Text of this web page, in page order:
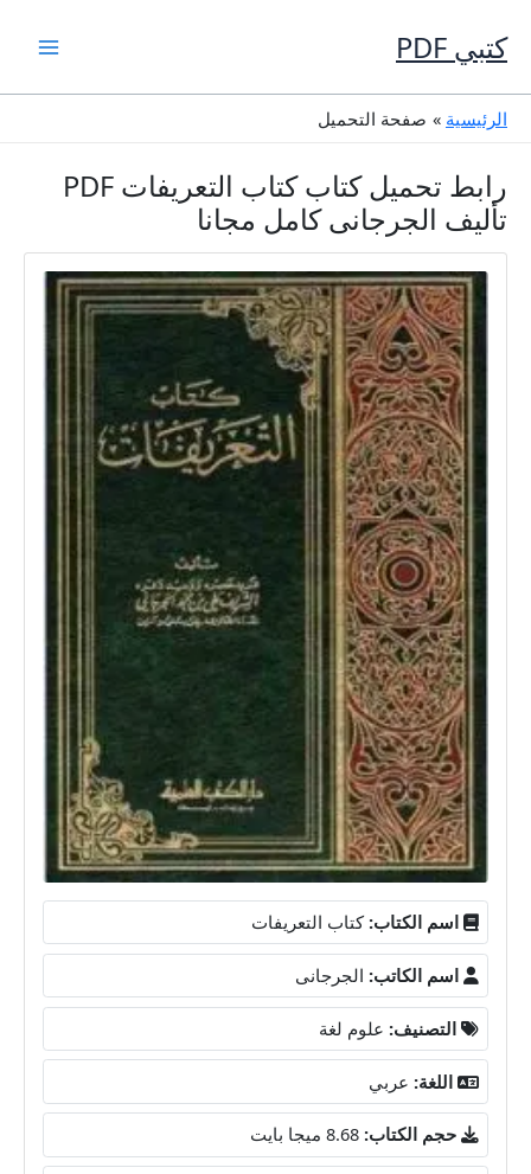
إلى
المحتوى
كتبي PDF
الرئيسية صفحة التحميل
رابط تحميل كتاب كتاب التعريفات PDF
تأليف الجرجانى كامل مجانا
اسم الكتاب: كتاب التعريفات
اسم الكاتب: الجرجانى
التصنيف: علوم لغة
اللغة: عربي
حجم الكتاب: 8.68 ميجا بايت